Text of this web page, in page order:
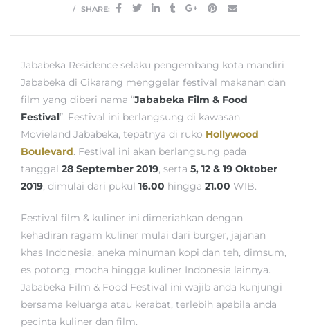
SHARE:
Jababeka Residence selaku pengembang kota mandiri
Jababeka di Cikarang menggelar festival makanan dan
film yang diberi nama “Jababeka Film & Food
Festival”. Festival ini berlangsung di kawasan
Movieland Jababeka, tepatnya di ruko Hollywood
Boulevard. Festival ini akan berlangsung pada
tanggal 28 September 2019, serta 5, 12 & 19 Oktober
2019, dimulai dari pukul 16.00 hingga 21.00 WIB.
Festival film & kuliner ini dimeriahkan dengan
kehadiran ragam kuliner mulai dari burger, jajanan
khas Indonesia, aneka minuman kopi dan teh, dimsum,
es potong, mocha hingga kuliner Indonesia lainnya.
Jababeka Film & Food Festival ini wajib anda kunjungi
bersama keluarga atau kerabat, terlebih apabila anda
pecinta kuliner dan film.